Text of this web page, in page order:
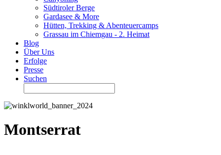
Südtiroler Berge
Gardasee & More
Hütten, Trekking & Abenteuercamps
Grassau im Chiemgau - 2. Heimat
Blog
Über Uns
Erfolge
Presse
Suchen
Montserrat